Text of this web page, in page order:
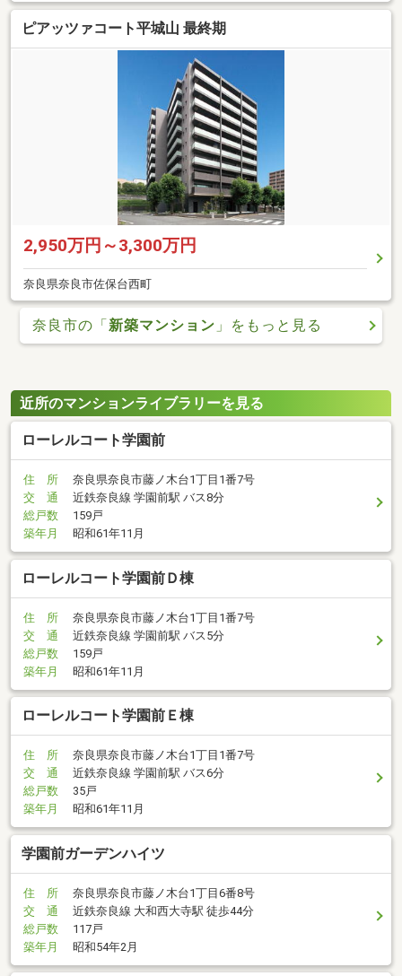
ピアッツァコート平城山 最終期
2,950万円～3,300万円
奈良県奈良市佐保台西町
奈良市の「 新築マンション 」をもっと見る
近所のマンションライブラリーを見る
ローレルコート学園前
住 所
奈良県奈良市藤ノ木台1丁目1番7号
交 通
近鉄奈良線 学園前駅 バス8分
総戸数
159戸
築年月
昭和61年11月
ローレルコート学園前Ｄ棟
住 所
奈良県奈良市藤ノ木台1丁目1番7号
交 通
近鉄奈良線 学園前駅 バス5分
総戸数
159戸
築年月
昭和61年11月
ローレルコート学園前Ｅ棟
住 所
奈良県奈良市藤ノ木台1丁目1番7号
交 通
近鉄奈良線 学園前駅 バス6分
総戸数
35戸
築年月
昭和61年11月
学園前ガーデンハイツ
住 所
奈良県奈良市藤ノ木台1丁目6番8号
交 通
近鉄奈良線 大和西大寺駅 徒歩44分
総戸数
117戸
築年月
昭和54年2月